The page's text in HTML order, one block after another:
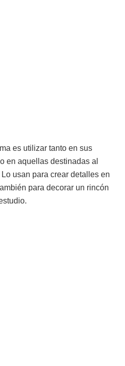
es utilizar tanto en sus
en aquellas destinadas al
Lo usan para crear detalles en
para decorar un rincón